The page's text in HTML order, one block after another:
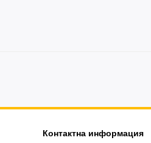
Контактна информация